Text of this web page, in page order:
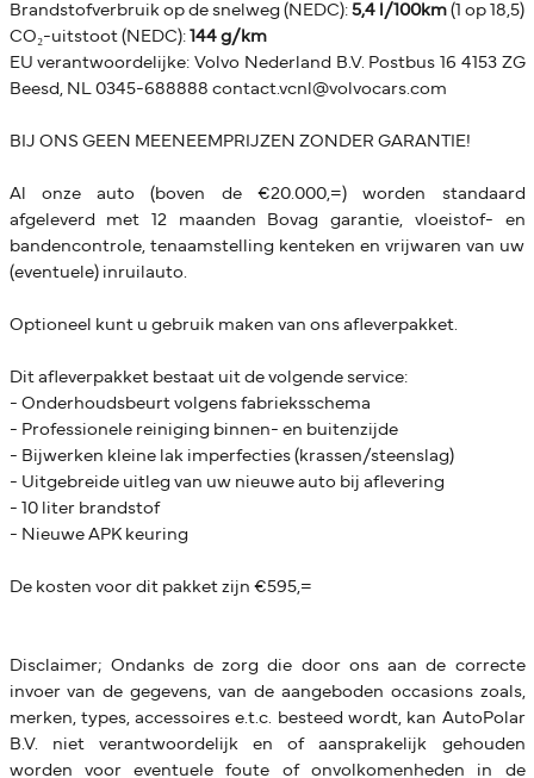
Brandstofverbruik op de snelweg (NEDC): 5,4 l/100km(1 op 18,5)
CO₂-uitstoot (NEDC): 144 g/km
EU verantwoordelijke: Volvo Nederland B.V. Postbus 16 4153 ZG
Beesd, NL 0345-688888 contact.vcnl@volvocars.com
BIJ ONS GEEN MEENEEMPRIJZEN ZONDER GARANTIE!
Al onze auto (boven de €20.000,=) worden standaard
afgeleverd met 12 maanden Bovag garantie, vloeistof- en
bandencontrole, tenaamstelling kenteken en vrijwaren van uw
(eventuele) inruilauto.
Optioneel kunt u gebruik maken van ons afleverpakket.
Dit afleverpakket bestaat uit de volgende service:
- Onderhoudsbeurt volgens fabrieksschema
- Professionele reiniging binnen- en buitenzijde
- Bijwerken kleine lak imperfecties (krassen/steenslag)
- Uitgebreide uitleg van uw nieuwe auto bij aflevering
- 10 liter brandstof
- Nieuwe APK keuring
De kosten voor dit pakket zijn €595,=
Disclaimer; Ondanks de zorg die door ons aan de correcte
invoer van de gegevens, van de aangeboden occasions zoals,
merken, types, accessoires e.t.c. besteed wordt, kan AutoPolar
B.V. niet verantwoordelijk en of aansprakelijk gehouden
worden voor eventuele foute of onvolkomenheden in de